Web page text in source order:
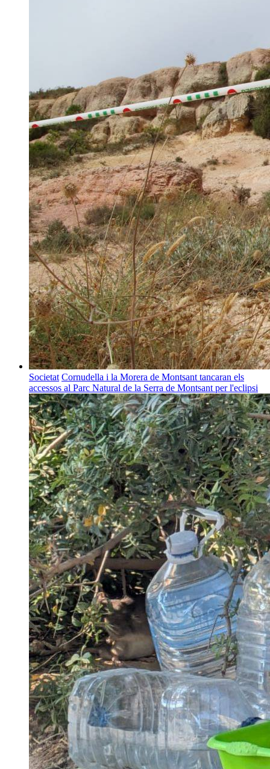
Societat Cornudella i la Morera de Montsant tancaran els
accessos al Parc Natural de la Serra de Montsant per l'eclipsi